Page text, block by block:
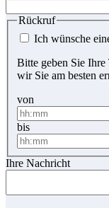
Rückruf
Ich wünsche
Bitte geben Sie
wir Sie am besten
von
bis
Ihre Nachricht